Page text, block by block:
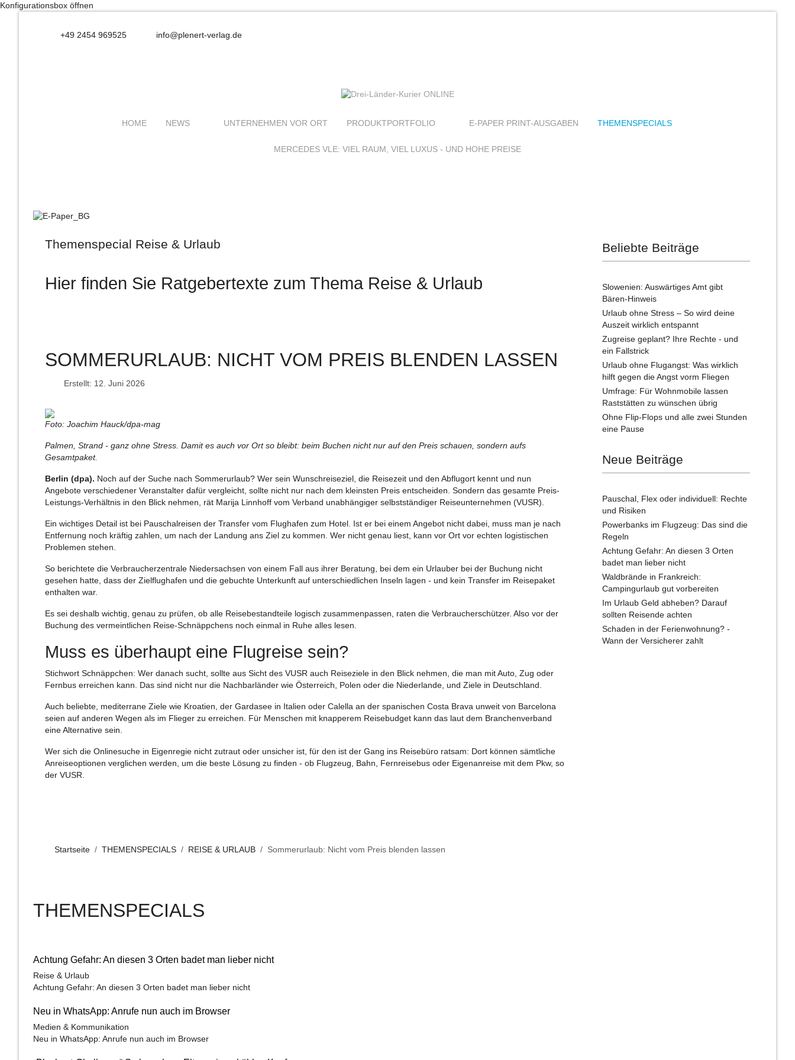
Konfigurationsbox öffnen
+49 2454 969525 info@plenert-verlag.de
HOME NEWS UNTERNEHMEN VOR ORT PRODUKTPORTFOLIO E-PAPER PRINT-AUSGABEN THEMENSPECIALS
MERCEDES VLE: VIEL RAUM, VIEL LUXUS - UND HOHE PREISE
Themenspecial Reise & Urlaub
Hier finden Sie Ratgebertexte zum Thema Reise & Urlaub
SOMMERURLAUB: NICHT VOM PREIS BLENDEN LASSEN
Erstellt: 12. Juni 2026
Foto: Joachim Hauck/dpa-mag
Palmen, Strand - ganz ohne Stress. Damit es auch vor Ort so bleibt: beim Buchen nicht nur auf den Preis schauen, sondern aufs
Gesamtpaket.
Berlin (dpa). Noch auf der Suche nach Sommerurlaub? Wer sein Wunschreiseziel, die Reisezeit und den Abflugort kennt und nun
Angebote verschiedener Veranstalter dafür vergleicht, sollte nicht nur nach dem kleinsten Preis entscheiden. Sondern das gesamte Preis-
Leistungs-Verhältnis in den Blick nehmen, rät Marija Linnhoff vom Verband unabhängiger selbstständiger Reiseunternehmen (VUSR).
Ein wichtiges Detail ist bei Pauschalreisen der Transfer vom Flughafen zum Hotel. Ist er bei einem Angebot nicht dabei, muss man je nach
Entfernung noch kräftig zahlen, um nach der Landung ans Ziel zu kommen. Wer nicht genau liest, kann vor Ort vor echten logistischen
Problemen stehen.
So berichtete die Verbraucherzentrale Niedersachsen von einem Fall aus ihrer Beratung, bei dem ein Urlauber bei der Buchung nicht
gesehen hatte, dass der Zielflughafen und die gebuchte Unterkunft auf unterschiedlichen Inseln lagen - und kein Transfer im Reisepaket
enthalten war.
Es sei deshalb wichtig, genau zu prüfen, ob alle Reisebestandteile logisch zusammenpassen, raten die Verbraucherschützer. Also vor der
Buchung des vermeintlichen Reise-Schnäppchens noch einmal in Ruhe alles lesen.
Muss es überhaupt eine Flugreise sein?
Stichwort Schnäppchen: Wer danach sucht, sollte aus Sicht des VUSR auch Reiseziele in den Blick nehmen, die man mit Auto, Zug oder
Fernbus erreichen kann. Das sind nicht nur die Nachbarländer wie Österreich, Polen oder die Niederlande, und Ziele in Deutschland.
Auch beliebte, mediterrane Ziele wie Kroatien, der Gardasee in Italien oder Calella an der spanischen Costa Brava unweit von Barcelona
seien auf anderen Wegen als im Flieger zu erreichen. Für Menschen mit knapperem Reisebudget kann das laut dem Branchenverband
eine Alternative sein.
Wer sich die Onlinesuche in Eigenregie nicht zutraut oder unsicher ist, für den ist der Gang ins Reisebüro ratsam: Dort können sämtliche
Anreiseoptionen verglichen werden, um die beste Lösung zu finden - ob Flugzeug, Bahn, Fernreisebus oder Eigenanreise mit dem Pkw, so
der VUSR.
Startseite THEMENSPECIALS REISE & URLAUB Sommerurlaub: Nicht vom Preis blenden lassen
Beliebte Beiträge
Slowenien: Auswärtiges Amt gibt
Bären-Hinweis
Urlaub ohne Stress – So wird deine
Auszeit wirklich entspannt
Zugreise geplant? Ihre Rechte - und
ein Fallstrick
Urlaub ohne Flugangst: Was wirklich
hilft gegen die Angst vorm Fliegen
Umfrage: Für Wohnmobile lassen
Raststätten zu wünschen übrig
Ohne Flip-Flops und alle zwei Stunden
eine Pause
Neue Beiträge
Pauschal, Flex oder individuell: Rechte
und Risiken
Powerbanks im Flugzeug: Das sind die
Regeln
Achtung Gefahr: An diesen 3 Orten
badet man lieber nicht
Waldbrände in Frankreich:
Campingurlaub gut vorbereiten
Im Urlaub Geld abheben? Darauf
sollten Reisende achten
Schaden in der Ferienwohnung? -
Wann der Versicherer zahlt
THEMENSPECIALS
Achtung Gefahr: An diesen 3 Orten badet man lieber nicht
Reise & Urlaub
Achtung Gefahr: An diesen 3 Orten badet man lieber nicht
Neu in WhatsApp: Anrufe nun auch im Browser
Medien & Kommunikation
Neu in WhatsApp: Anrufe nun auch im Browser